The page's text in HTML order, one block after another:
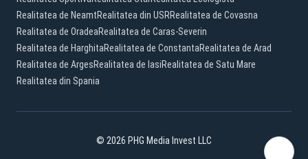
Realitatea de NeamtRealitatea din USRRealitatea de Covasna
Realitatea de OradeaRealitatea de Caras-Severin
Realitatea de HarghitaRealitatea de ConstantaRealitatea de Arad
Realitatea de ArgesRealitatea de IasiRealitatea de Satu Mare
Realitatea din Spania
© 2026 PHG Media Invest LLC